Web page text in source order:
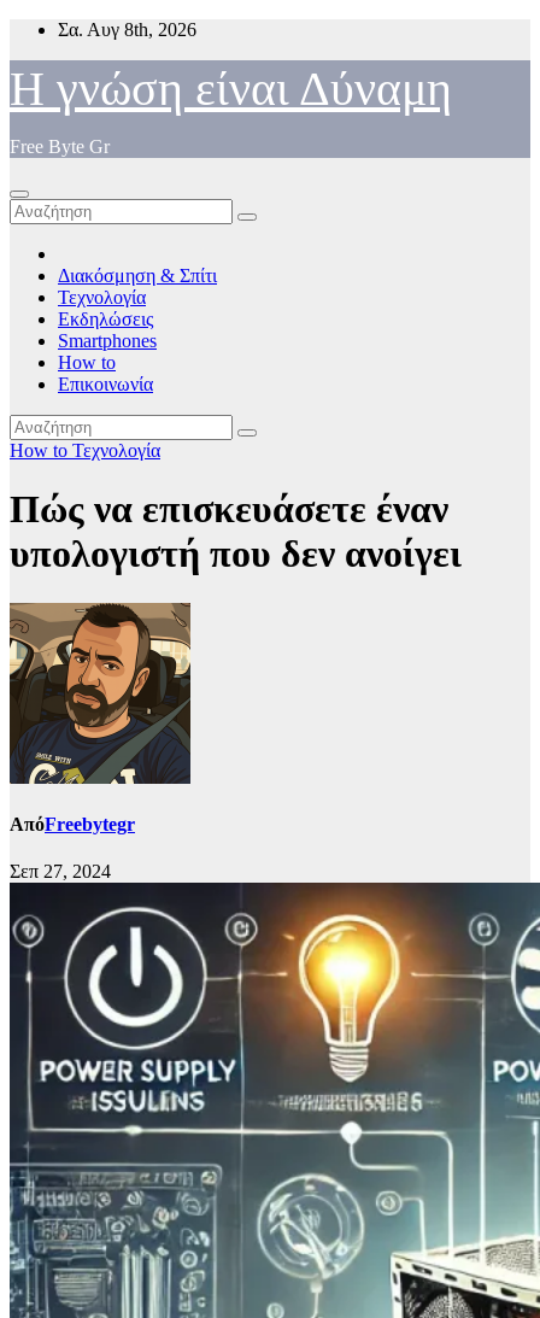
Μετάβαση
περιεχόμενο
Σα. Αυγ 8th, 2026
Η γνώση είναι Δύναμη
Free Byte Gr
Διακόσμηση & Σπίτι
Τεχνολογία
Εκδηλώσεις
Smartphones
How to
Επικοινωνία
How to Τεχνολογία
Πώς να επισκευάσετε έναν
υπολογιστή που δεν ανοίγει
ΑπόFreebytegr
Σεπ 27, 2024